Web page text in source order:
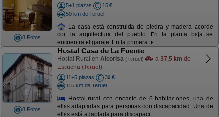
8 Fotos
5+1 plazas
15 €
50 km de Teruel
La casa está construida de piedra y madera acorde
con la arquitectura del pueblo. En la planta baja se
encuentra el garaje. En la primera te ...
8 Fotos
Hostal Casa de La Fuente
Hostal Rural en Alcorisa (Teruel) a 37,5 km de
Escucha (Teruel)
11+5 plazas
30 €
115 km de Teruel
Hostal rural con encanto de 6 habitaciones, una de
ellas adaptadas para personas con discapacidad. Una de
ellas está adaptada para discapaci ...